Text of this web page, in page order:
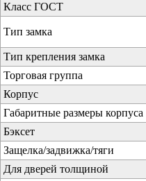
Класс ГОСТ
Тип замка
Тип крепления замка
Торговая группа
Корпус
Габаритные размеры корпуса
Бэксет
Защелка/задвижка/тяги
Для дверей толщиной